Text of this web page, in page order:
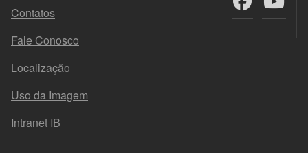
Contatos
Fale Conosco
Localização
Uso da Imagem
Intranet IB